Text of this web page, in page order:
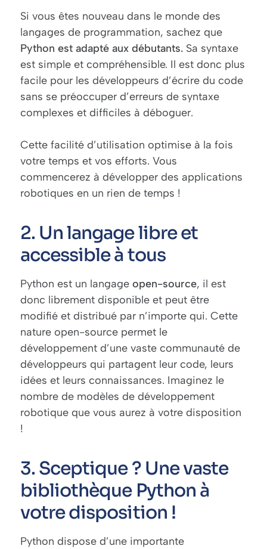
Si vous êtes nouveau dans le monde des
langages de programmation, sachez que
Python est adapté aux débutants. Sa syntaxe
est simple et compréhensible. Il est donc plus
facile pour les développeurs d’écrire du code
sans se préoccuper d’erreurs de syntaxe
complexes et difficiles à déboguer.
Cette facilité d’utilisation optimise à la fois
votre temps et vos efforts. Vous
commencerez à développer des applications
robotiques en un rien de temps !
2. Un langage libre et
accessible à tous
Python est un langage open-source, il est
donc librement disponible et peut être
modifié et distribué par n’importe qui. Cette
nature open-source permet le
développement d’une vaste communauté de
développeurs qui partagent leur code, leurs
idées et leurs connaissances. Imaginez le
nombre de modèles de développement
robotique que vous aurez à votre disposition
!
3. Sceptique ? Une vaste
bibliothèque Python à
votre disposition !
Python dispose d’une importante